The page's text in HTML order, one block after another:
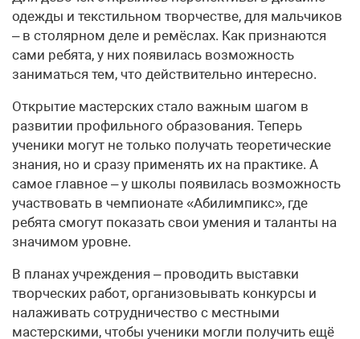
одежды и текстильном творчестве, для мальчиков
– в столярном деле и ремёслах. Как признаются
сами ребята, у них появилась возможность
заниматься тем, что действительно интересно.
Открытие мастерских стало важным шагом в
развитии профильного образования. Теперь
ученики могут не только получать теоретические
знания, но и сразу применять их на практике. А
самое главное – у школы появилась возможность
участвовать в чемпионате «Абилимпикс», где
ребята смогут показать свои умения и таланты на
значимом уровне.
В планах учреждения – проводить выставки
творческих работ, организовывать конкурсы и
налаживать сотрудничество с местными
мастерскими, чтобы ученики могли получить ещё